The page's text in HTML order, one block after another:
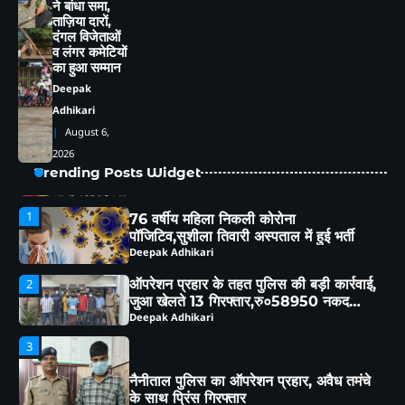
ने बांधा समा,
ताज़िया दारों,
दंगल विजेताओं
व लंगर कमेटियों
का हुआ सम्मान
Deepak
Adhikari
August 6,
2026
Trending Posts Widget
5
1
पॉजिटिव,सुशीला तिवारी अस्पताल में हुई भर्ती
Deepak Adhikari
2
ऑपरेशन प्रहार के तहत पुलिस की बड़ी कार्रवाई,
जुआ खेलते 13 गिरफ्तार,रु०58950 नकद
बरामद
Deepak Adhikari
3
नैनीताल पुलिस का ऑपरेशन प्रहार, अवैध तमंचे
के साथ प्रिंस गिरफ्तार
Deepak Adhikari